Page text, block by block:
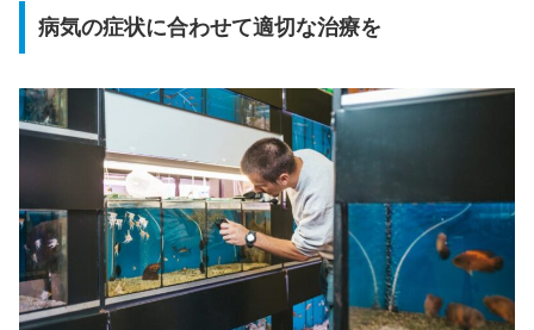
病気の症状に合わせて適切な治療を